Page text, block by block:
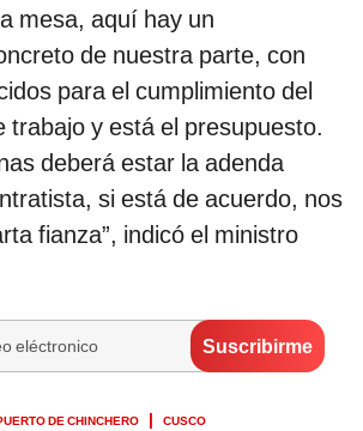
mesa, aquí hay un
de nuestra parte, con
para el cumplimiento del
trabajo y está el presupuesto.
deberá estar la adenda
si está de acuerdo, nos
fianza”, indicó el ministro
DE CHINCHERO
CUSCO